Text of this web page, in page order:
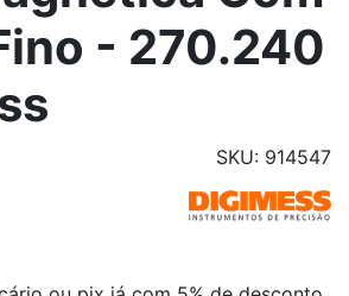
- 270.240
SKU: 914547